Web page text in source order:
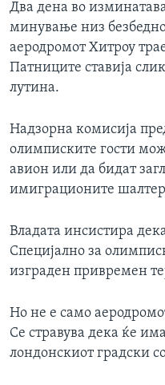
Два дена во
минување низ
аеродромот Хитроу
Патниците ставија
лутина.
Надзорна комисија
олимписките гости
авион или да бидат
имиграционите
Владата инсистира
Специјално за
изграден привремен
Но не е само
Се стравува дека ќе
лондонскиот градски